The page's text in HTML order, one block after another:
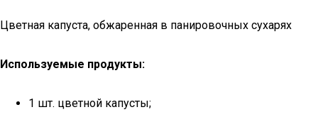
Цветная капуста, обжаренная в панировочных сухарях
Используемые продукты:
1 шт. цветной капусты;